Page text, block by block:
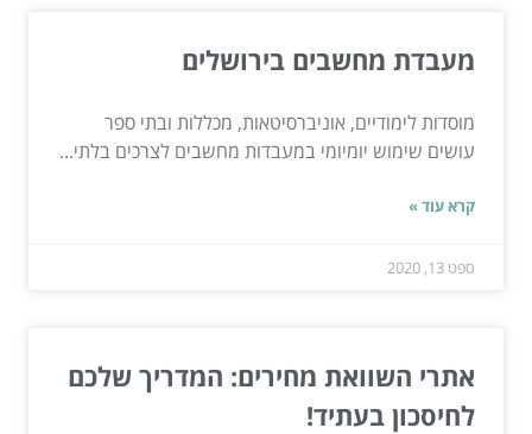
מעבדת מחשבים בירושלים
מוסדות לימודיים, אוניברסיטאות, מכללות ובתי ספר
עושים שימוש יומיומי במעבדות מחשבים לצרכים בלתי...
קרא עוד »
ספט 13, 2020
אתרי השוואת מחירים: המדריך שלכם
לחיסכון בעתיד!